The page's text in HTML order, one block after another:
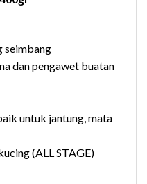
seimbang
dan pengawet buatan
untuk jantung, mata
(ALL STAGE)